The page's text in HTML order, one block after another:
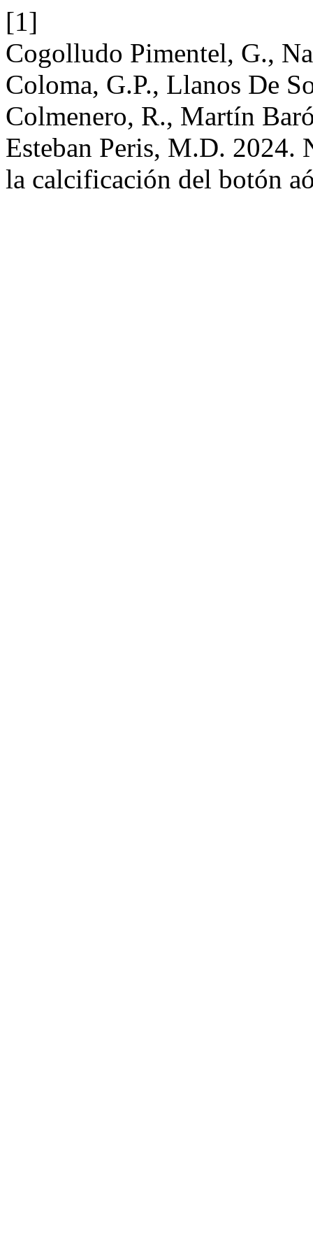
[1]
Cogolludo Pimentel, G.,
Coloma, G.P., Llanos De
Colmenero, R., Martín
Esteban Peris, M.D. 2024.
la calcificación del botón